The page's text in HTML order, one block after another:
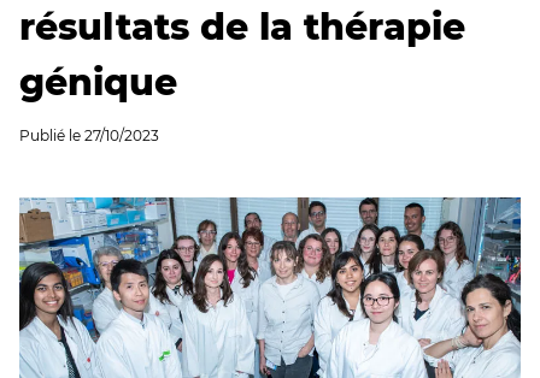
résultats de la thérapie
génique
Publié le 27/10/2023